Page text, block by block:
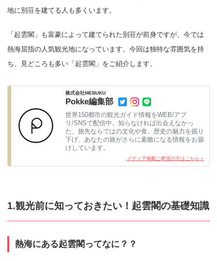
地に別荘を建てる人も多くいます。
「起雲閣」も富豪によって建てられた別荘が前身ですが、今では
熱海屈指の人気観光地になっています。今回は独特な雰囲気を持
ち、見どころも多い「起雲閣」をご紹介します。
株式会社MEBUKU
Pokke編集部
世界150都市の観光ガイド情報をWEB/アプ
リ/SNSで配信中。知らなければ出会えなかっ
た、旅先ならではの文化や食、歴史の魅力を掘り
下げ、あなたの旅がさらに素敵になる情報をお届
けしています。
メディア掲載ご希望の方はこちら＞
1.観光前に知っておきたい！起雲閣の基礎知識
熱海にある起雲閣ってなに？？